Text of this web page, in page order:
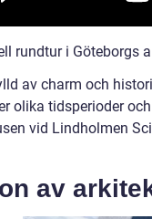
rundtur i Göteborgs
av charm och
olika tidsperioder
vid Lindholmen
av